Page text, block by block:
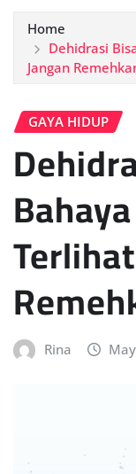
Home
Dehidrasi
Jangan
GAYA HIDUP
Rina